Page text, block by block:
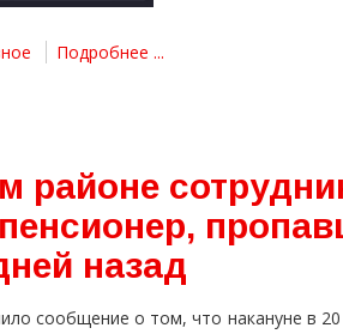
Подробнее ...
районе
назад
сообщение о том, что накануне в